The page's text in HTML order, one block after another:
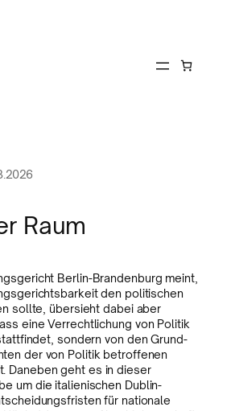
Raum
Berlin-Brandenburg meint,
den politischen
sollte, übersieht dabei aber
eine Verrechtlichung von Politik
sondern von den Grund-
der von Politik betroffenen
Daneben geht es in dieser
um die italienischen Dublin-
für nationale